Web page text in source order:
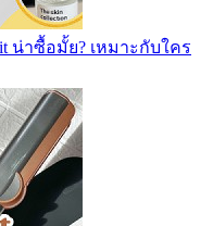
น่าซื้อมั้ย? เหมาะกับใคร